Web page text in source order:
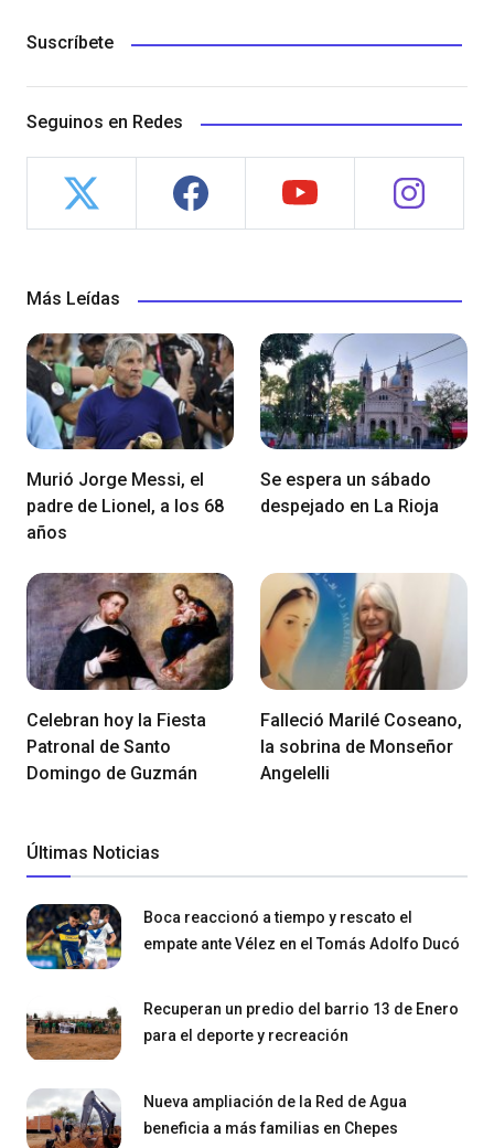
Suscríbete
Seguinos en Redes
Más Leídas
Murió Jorge Messi, el
padre de Lionel, a los 68
años
Se espera un sábado
despejado en La Rioja
Celebran hoy la Fiesta
Patronal de Santo
Domingo de Guzmán
Falleció Marilé Coseano,
la sobrina de Monseñor
Angelelli
Últimas Noticias
Boca reaccionó a tiempo y rescato el
empate ante Vélez en el Tomás Adolfo Ducó
Recuperan un predio del barrio 13 de Enero
para el deporte y recreación
Nueva ampliación de la Red de Agua
beneficia a más familias en Chepes